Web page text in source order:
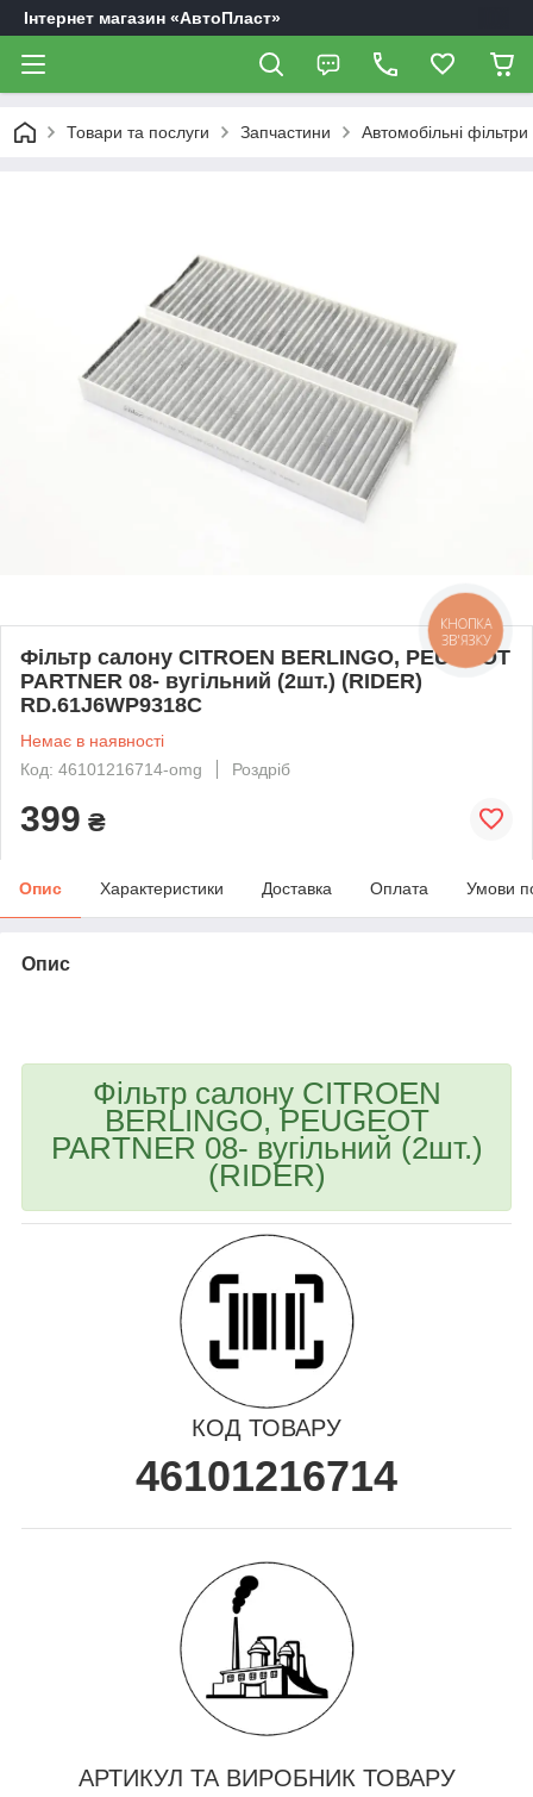
Інтернет магазин «АвтоПласт»
Товари та послуги Запчастини Автомобільні фільтри
Фільтр салону CITROEN BERLINGO, PEUGEOT
PARTNER 08- вугільний (2шт.) (RIDER)
RD.61J6WP9318C
Немає в наявності
Код: 46101216714-omg
Роздріб
399 ₴
Опис Характеристики Доставка Оплата Умови
Опис
Фільтр салону CITROEN
BERLINGO, PEUGEOT
PARTNER 08- вугільний (2шт.)
(RIDER)
КОД ТОВАРУ
46101216714
АРТИКУЛ ТА ВИРОБНИК ТОВАРУ
КНОПКА
ЗВ'ЯЗКУ